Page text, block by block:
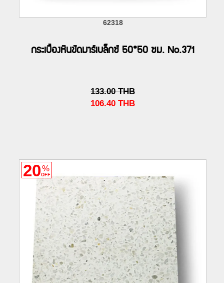
62318
กระเบื้องหินขัดมาร์เบล็กซ์ 50*50 ซม. No.371
133.00 THB
106.40 THB
20%
OFF